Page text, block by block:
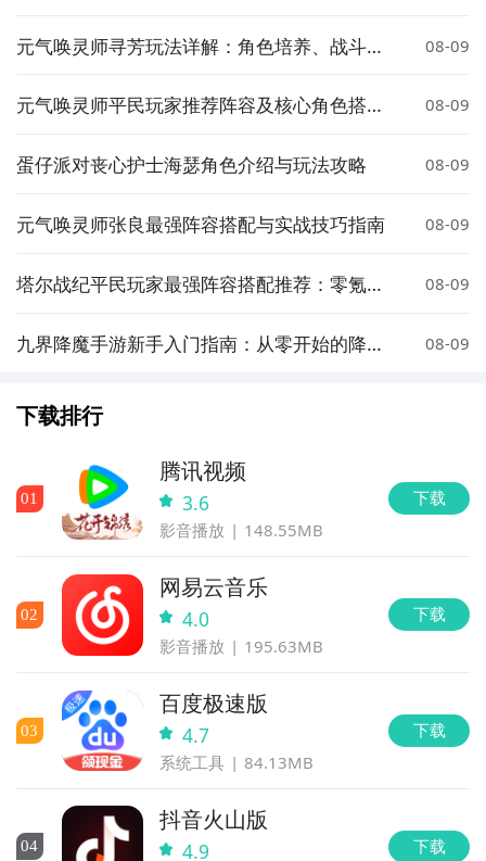
元气唤灵师寻芳玩法详解：角色培养、战斗技
08-09
元气唤灵师平民玩家推荐阵容及核心角色搭配
08-09
蛋仔派对丧心护士海瑟角色介绍与玩法攻略 08-09
元气唤灵师张良最强阵容搭配与实战技巧指南 08-09
塔尔战纪平民玩家最强阵容搭配推荐：零氪也
08-09
九界降魔手游新手入门指南：从零开始的降魔
08-09
下载排行
01
腾讯视频
3.6
影音播放 148.55MB
下载
02
网易云音乐
4.0
影音播放 195.63MB
下载
03
百度极速版
4.7
系统工具 84.13MB
下载
04
抖音火山版
4.9 下载